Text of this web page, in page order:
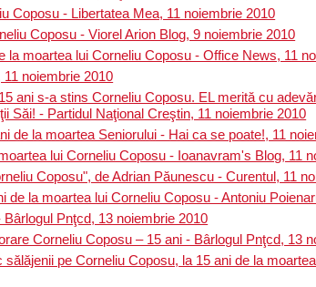
Coposu - Libertatea Mea, 11 noiembrie 2010
Coposu - Viorel Arion Blog, 9 noiembrie 2010
la moartea lui Corneliu Coposu - Office News, 11
noiembrie 2010
ani s-a stins Corneliu Coposu. EL merită cu
Săi! - Partidul Naţional Creştin, 11 noiembrie 2010
de la moartea Seniorului - Hai ca se poate!, 11
lui Corneliu Coposu - Ioanavram's Blog, 11
Coposu", de Adrian Păunescu - Curentul, 11
de la moartea lui Corneliu Coposu - Antoniu
Pnţcd, 13 noiembrie 2010
Corneliu Coposu – 15 ani - Bârlogul Pnţcd, 13
pe Corneliu Coposu, la 15 ani de la